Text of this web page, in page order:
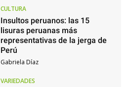
CULTURA
Insultos peruanos: las 15
lisuras peruanas más
representativas de la jerga de
Perú
Gabriela Díaz
VARIEDADES